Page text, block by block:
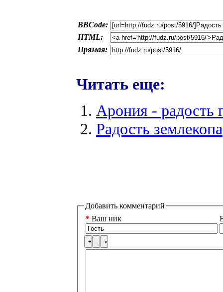
BBCode:
HTML:
Прямая:
Читать еще:
Арония - радость
Радость землекопа
Добавить комментарий
* Ваш ник